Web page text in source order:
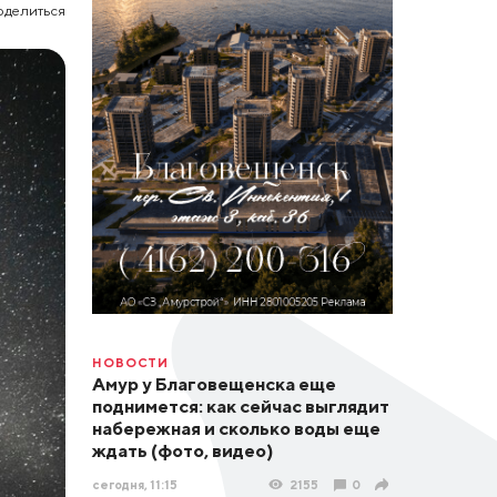
НОВОСТИ
Амур у Благовещенска еще
поднимется: как сейчас выглядит
набережная и сколько воды еще
ждать (фото, видео)
сегодня, 11:15 2155 0